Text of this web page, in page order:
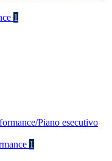
1
Piano esecutivo
1